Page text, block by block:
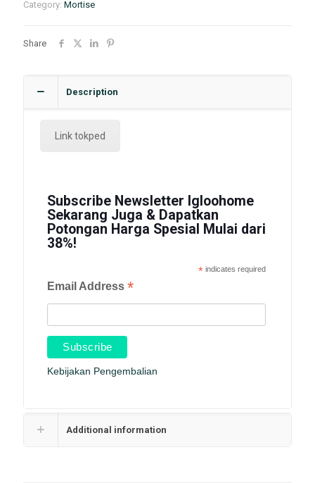
Category: Mortise
Share
Description
Link tokped
Subscribe Newsletter Igloohome
Sekarang Juga & Dapatkan
Potongan Harga Spesial Mulai dari
38%!
*indicates required
Email Address*
Kebijakan Pengembalian
Additional information